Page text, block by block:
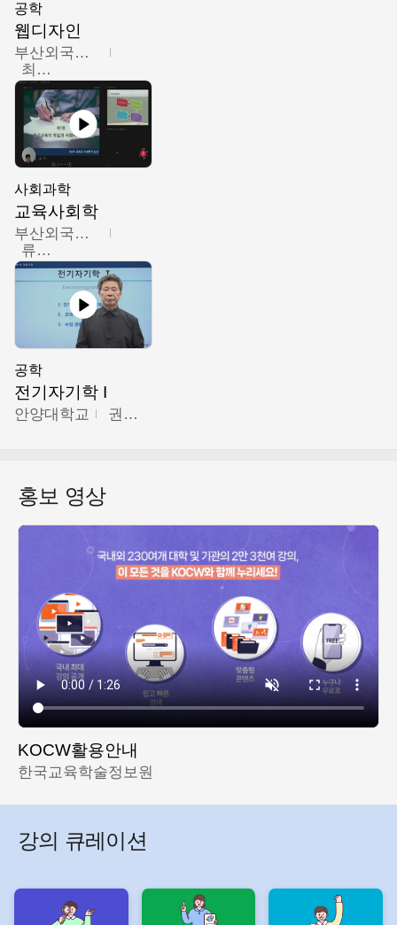
공학
웹디자인
부산외국어대학교
최진오
사회과학
교육사회학
부산외국어대학교
류영철
공학
전기자기학 I
안양대학교 권원현
홍보 영상
KOCW활용안내
한국교육학술정보원
강의 큐레이션